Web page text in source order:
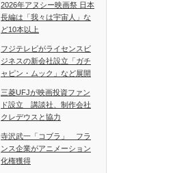
2026年アヌシー映画祭 日本
長編は「我々は宇宙人」な
ど10本以上
フジテレビがライセンスビ
ジネスの新会社設立「ガチ
ャピン・ムック」など展開
三菱UFJが映画投資ファン
ド設立 講談社、制作会社
クレデウスと協力
寺沢武一「コブラ」 フラ
ンス企業がアニメーション
化権獲得